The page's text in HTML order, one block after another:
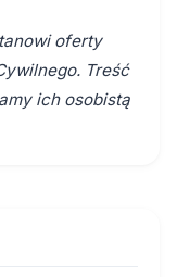
oferty
Treść
ich osobistą